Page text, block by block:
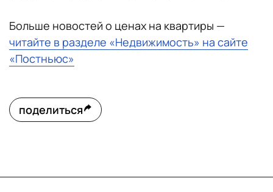
Больше новостей о ценах на квартиры —
читайте в разделе «Недвижимость» на сайте
«Постньюс»
поделиться